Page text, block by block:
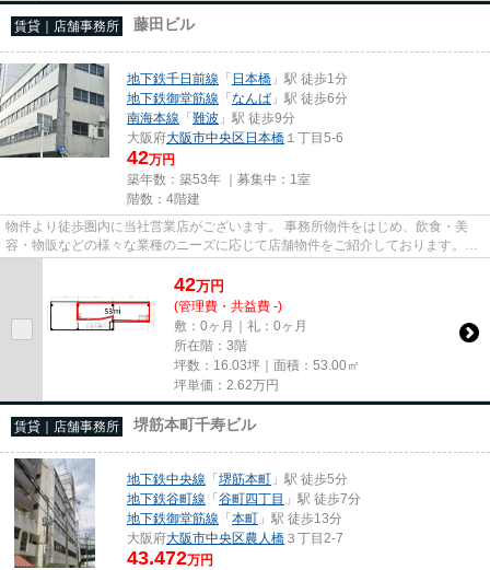
賃貸｜店舗事務所 藤田ビル
地下鉄千日前線 「 日本橋 」駅 徒歩1分
地下鉄御堂筋線 「なんば 」駅 徒歩6分
南海本線 「難波 」駅 徒歩9分
大阪府大阪市中央区日本橋 １丁目5-6
42万円
築年数：築53年 ｜募集中： 1室
階数：4階建
物件より徒歩圏内に当社営業店がございます。 事務所物件をはじめ、飲食・美
容・物販などの様々な業種のニーズに応じて店舗物件をご紹介しております。
尚、弊社ではおとり広告は一切...
42万円
(管理費・共益費 -)
敷：0ヶ月｜礼：0ヶ月
所在階：3階
坪数：16.03坪｜面積：53.00㎡
坪単価： 2.62万円
賃貸｜店舗事務所 堺筋本町千寿ビル
地下鉄中央線 「堺筋本町 」駅 徒歩5分
地下鉄谷町線 「谷町四丁目 」駅 徒歩7分
地下鉄御堂筋線 「本町 」駅 徒歩13分
大阪府大阪市中央区農人橋 ３丁目2-7
43.472万円